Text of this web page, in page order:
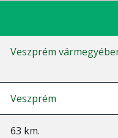
Veszprém
Veszprém
63 km.